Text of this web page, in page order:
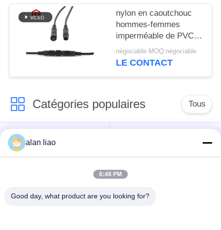
nylon en caoutchouc
hommes-femmes
imperméable de PVC
de connecteur
circulaire de 20A M10
négociable MOQ:négociable
LE CONTACT
Catégories populaires Tous
Connecteur circulaire
imperméable
basse tension
imperméable de
Support de la lampe
alan liao
6:48 PM
Good day, what product are you looking for?